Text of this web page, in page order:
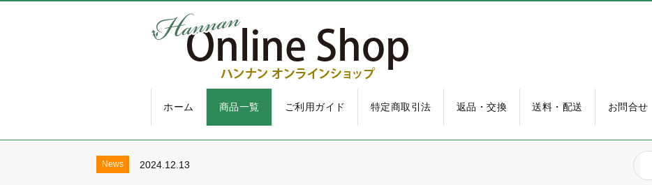
ホーム 商品一覧 ご利用ガイド 特定商取引法 返品・交換 送料・配送 お問合せ
2024.8.1 2025年 8月お盆休みについて
News 2024.12.13